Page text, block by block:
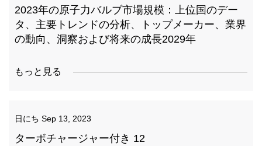
2023年の原子力バルブ市場規模：上位国のデー
タ、主要トレンドの分析、トップメーカー、業界
の動向、洞察および将来の成長2029年
もっと見る
日にち Sep 13, 2023
ターボチャージャー付き 12